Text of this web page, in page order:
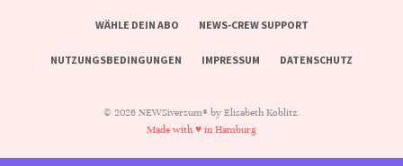
WÄHLE DEIN ABO NEWS-CREW SUPPORT
NUTZUNGSBEDINGUNGEN IMPRESSUM DATENSCHUTZ
© 2026 NEWSiversum® by Elisabeth Koblitz.
Made with ♥ in Hamburg